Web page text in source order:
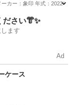
カー：象印 年式：2022
ださい👘✨
ます
Ad
ケース